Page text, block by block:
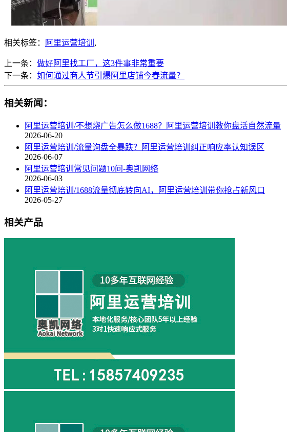
相关标签： 阿里运营培训 ,
上一条： 做好阿里找工厂，这3件事非常重要
下一条： 如何通过商人节引爆阿里店铺今春流量？
相关新闻：
阿里运营培训/不想烧广告怎么做1688？阿里运营培训教你盘活自然流量
2026-06-20
阿里运营培训/流量询盘全暴跌？阿里运营培训纠正响应率认知误区
2026-06-07
阿里运营培训常见问题10问-奥凯网络
2026-06-03
阿里运营培训/1688流量彻底转向AI，阿里运营培训带你抢占新风口
2026-05-27
相关产品